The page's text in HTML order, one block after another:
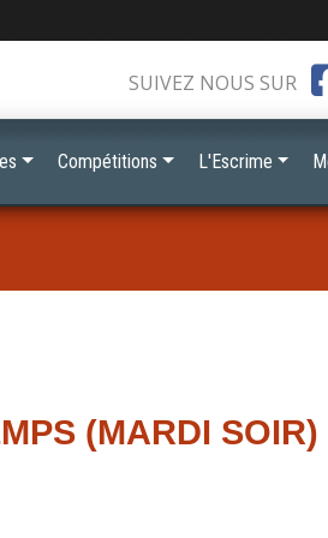
(MARDI SOIR)
SUIVEZ NOUS SUR
Compétitions L'Escrime